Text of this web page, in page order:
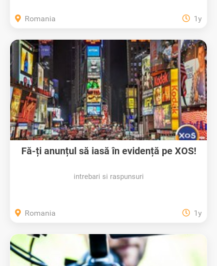
Romania 1y
Fă-ți anunțul să iasă în evidență pe XOS!
intrebari si raspunsuri
Romania 1y